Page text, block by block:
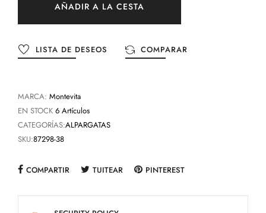
AÑADIR A LA CESTA
LISTA DE DESEOS COMPARAR
MARCA: Montevita
EN STOCK 6 Artículos
CATEGORÍAS:ALPARGATAS
SKU:87298-38
COMPARTIR TUITEAR PINTEREST